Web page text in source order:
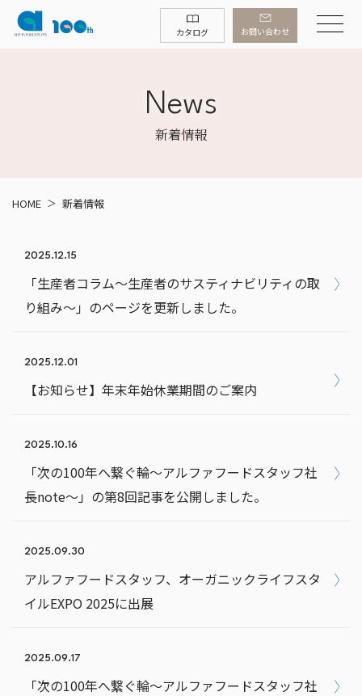
カタログ お問い合わせ
News
新着情報
HOME 新着情報
2025.12.15
「生産者コラム～生産者のサスティナビリティの取
り組み～」のページを更新しました。
2025.12.01
【お知らせ】年末年始休業期間のご案内
2025.10.16
「次の100年へ繋ぐ輪～アルファフードスタッフ社
長note～」の第8回記事を公開しました。
2025.09.30
アルファフードスタッフ、オーガニックライフスタ
イルEXPO 2025に出展
2025.09.17
「次の100年へ繋ぐ輪～アルファフードスタッフ社